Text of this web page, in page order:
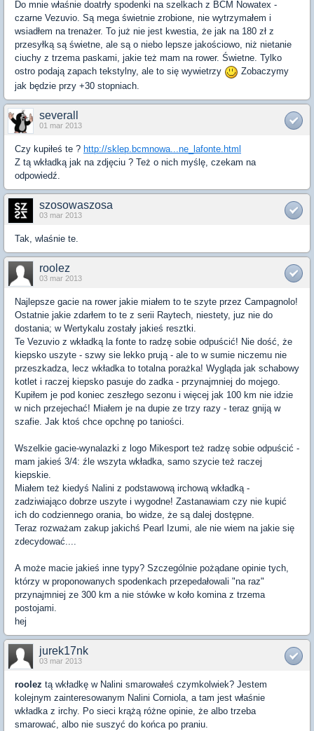
Do mnie właśnie doatrły spodenki na szelkach z BCM Nowatex -
czarne Vezuvio. Są mega świetnie zrobione, nie wytrzymałem i
wsiadłem na trenażer. To już nie jest kwestia, że jak na 180 zł z
przesyłką są świetne, ale są o niebo lepsze jakościowo, niż nietanie
ciuchy z trzema paskami, jakie też mam na rower. Świetne. Tylko
ostro podają zapach tekstylny, ale to się wywietrzy
Zobaczymy
jak będzie przy +30 stopniach.
severall
01 mar 2013
Czy kupiłeś te ? http://sklep.bcmnowa...ne_lafonte.html
Z tą wkładką jak na zdjęciu ? Też o nich myślę, czekam na
odpowiedź.
szosowaszosa
03 mar 2013
Tak, wlaśnie te.
roolez
03 mar 2013
Najlepsze gacie na rower jakie miałem to te szyte przez Campagnolo!
Ostatnie jakie zdarłem to te z serii Raytech, niestety, juz nie do
dostania; w Wertykalu zostały jakieś resztki.
Te Vezuvio z wkładką la fonte to radzę sobie odpuścić! Nie dość, że
kiepsko uszyte - szwy sie lekko prują - ale to w sumie niczemu nie
przeszkadza, lecz wkładka to totalna porażka! Wygląda jak schabowy
kotlet i raczej kiepsko pasuje do zadka - przynajmniej do mojego.
Kupiłem je pod koniec zeszłego sezonu i więcej jak 100 km nie idzie
w nich przejechać! Miałem je na dupie ze trzy razy - teraz gniją w
szafie. Jak ktoś chce opchnę po taniości.
Wszelkie gacie-wynalazki z logo Mikesport też radzę sobie odpuścić -
mam jakieś 3/4: źle wszyta wkładka, samo szycie też raczej
kiepskie.
Miałem też kiedyś Nalini z podstawową irchową wkładką -
zadziwiająco dobrze uszyte i wygodne! Zastanawiam czy nie kupić
ich do codziennego orania, bo widze, że są dalej dostępne.
Teraz rozważam zakup jakichś Pearl Izumi, ale nie wiem na jakie się
zdecydować....
A może macie jakieś inne typy? Szczególnie pożądane opinie tych,
którzy w proponowanych spodenkach przepedałowali "na raz"
przynajmniej ze 300 km a nie stówke w koło komina z trzema
postojami.
hej
jurek17nk
03 mar 2013
roolez tą wkładkę w Nalini smarowałeś czymkolwiek? Jestem
kolejnym zainteresowanym Nalini Corniola, a tam jest właśnie
wkładka z irchy. Po sieci krążą różne opinie, że albo trzeba
smarować, albo nie suszyć do końca po praniu.